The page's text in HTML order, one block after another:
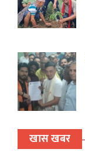
खास खबर